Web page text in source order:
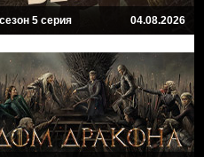
5 серия 04.08.2026